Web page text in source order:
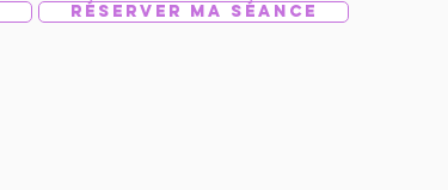
Réserver ma séance